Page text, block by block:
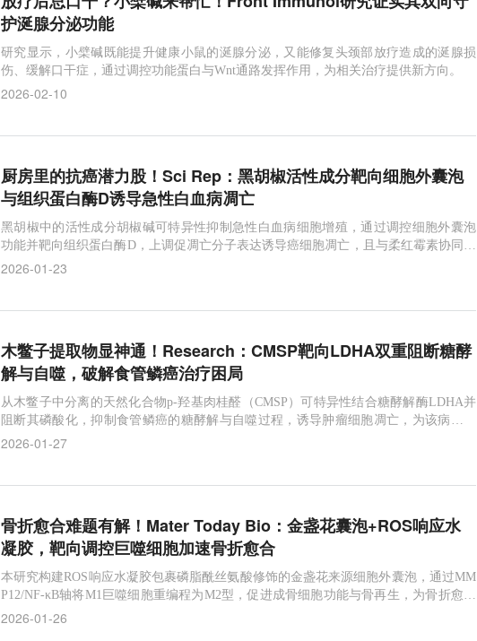
护涎腺分泌功能
研究显示，小檗碱既能提升健康小鼠的涎腺分泌，又能修复头颈部放疗造成的涎腺损
伤、缓解口干症，通过调控功能蛋白与Wnt通路发挥作用，为相关治疗提供新方向。
2026-02-10
厨房里的抗癌潜力股！Sci Rep：黑胡椒活性成分靶向细胞外囊泡
与组织蛋白酶D诱导急性白血病凋亡
黑胡椒中的活性成分胡椒碱可特异性抑制急性白血病细胞增殖，通过调控细胞外囊泡
功能并靶向组织蛋白酶D，上调促凋亡分子表达诱导癌细胞凋亡，且与柔红霉素协同增
效，对正常细胞毒性极低，具重要临床转化价值。
2026-01-23
木鳖子提取物显神通！Research：CMSP靶向LDHA双重阻断糖酵
解与自噬，破解食管鳞癌治疗困局
从木鳖子中分离的天然化合物p-羟基肉桂醛（CMSP）可特异性结合糖酵解酶LDHA并
阻断其磷酸化，抑制食管鳞癌的糖酵解与自噬过程，诱导肿瘤细胞凋亡，为该病提供
全新治疗策略。
2026-01-27
骨折愈合难题有解！Mater Today Bio：金盏花囊泡+ROS响应水
凝胶，靶向调控巨噬细胞加速骨折愈合
本研究构建ROS响应水凝胶包裹磷脂酰丝氨酸修饰的金盏花来源细胞外囊泡，通过MM
P12/NF-κB轴将M1巨噬细胞重编程为M2型，促进成骨细胞功能与骨再生，为骨折愈合
提供新型靶向治疗方案。
2026-01-26